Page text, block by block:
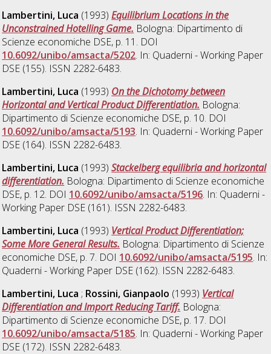
Lambertini, Luca (1993)Equilibrium Locations in the
Unconstrained Hotelling Game. Bologna: Dipartimento di
Scienze economiche DSE, p. 11. DOI
10.6092/unibo/amsacta/5202. In: Quaderni - Working Paper
DSE (155). ISSN 2282-6483.
Lambertini, Luca (1993) On the Dichotomy between
Horizontal and Vertical Product Differentiation. Bologna:
Dipartimento di Scienze economiche DSE, p. 10. DOI
10.6092/unibo/amsacta/5193. In: Quaderni - Working Paper
DSE (164). ISSN 2282-6483.
Lambertini, Luca (1993)Stackelberg equilibria and horizontal
differentiation. Bologna: Dipartimento di Scienze economiche
DSE, p. 12. DOI 10.6092/unibo/amsacta/5196. In: Quaderni -
Working Paper DSE (161). ISSN 2282-6483.
Lambertini, Luca (1993) Vertical Product Differentiation;
Some More General Results. Bologna: Dipartimento di Scienze
economiche DSE, p. 7. DOI 10.6092/unibo/amsacta/5195. In:
Quaderni - Working Paper DSE (162). ISSN 2282-6483.
Lambertini, Luca ; Rossini, Gianpaolo (1993) Vertical
Differentiation and Import Reducing Tariff. Bologna:
Dipartimento di Scienze economiche DSE, p. 17. DOI
10.6092/unibo/amsacta/5185. In: Quaderni - Working Paper
DSE (172). ISSN 2282-6483.